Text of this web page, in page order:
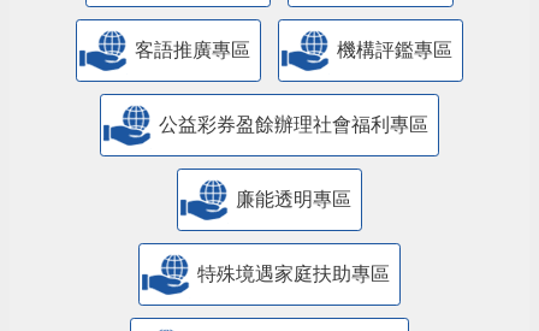
客語推廣專區 機構評鑑專區
公益彩券盈餘辦理社會福利專區
廉能透明專區
特殊境遇家庭扶助專區